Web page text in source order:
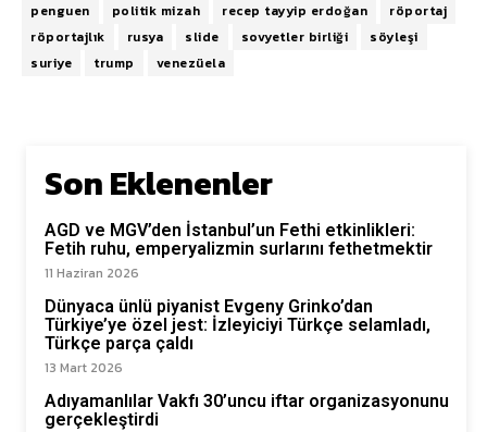
penguen
politik mizah recep tayyip erdoğan
röportaj
röportajlık
rusya slide sovyetler birliği
söyleşi
suriye
trump venezüela
Son Eklenenler
AGD ve MGV’den İstanbul’un Fethi etkinlikleri:
Fetih ruhu, emperyalizmin surlarını fethetmektir
11 Haziran 2026
Dünyaca ünlü piyanist Evgeny Grinko’dan
Türkiye’ye özel jest: İzleyiciyi Türkçe selamladı,
Türkçe parça çaldı
13 Mart 2026
Adıyamanlılar Vakfı 30’uncu iftar organizasyonunu
gerçekleştirdi